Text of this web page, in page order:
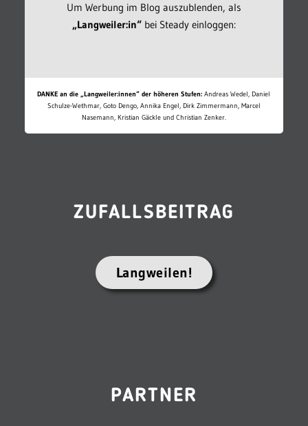
Um Werbung im Blog auszublenden, als
„Langweiler:in“bei Steady einloggen:
DANKE an die „Langweiler:innen“ der höheren Stufen: Andreas Wedel, Daniel
Schulze-Wethmar, Goto Dengo, Annika Engel, Dirk Zimmermann, Marcel
Nasemann, Kristian Gäckle und Christian Zenker.
ZUFALLSBEITRAG
Langweilen!
PARTNER